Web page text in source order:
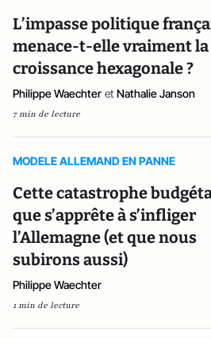
L’impasse politique
menace-t-elle vraiment la
croissance hexagonale ?
Philippe Waechter et Nathalie Janson
7 min de lecture
MODELE ALLEMAND EN PANNE
Cette catastrophe
que s’apprête à s’infliger
l’Allemagne (et que nous
subirons aussi)
Philippe Waechter
1 min de lecture